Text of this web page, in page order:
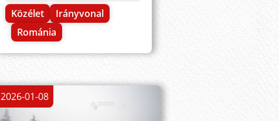
Közélet
Irányvonal
Románia
2026-01-08